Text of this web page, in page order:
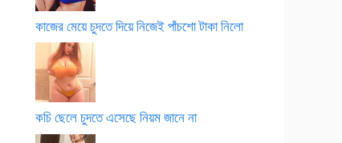
কাজের মেয়ে চুদতে দিয়ে নিজেই পাঁচশো টাকা নিলো
কচি ছেলে চুদতে এসেছে নিয়ম জানে না